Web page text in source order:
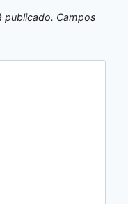
publicado. Campos